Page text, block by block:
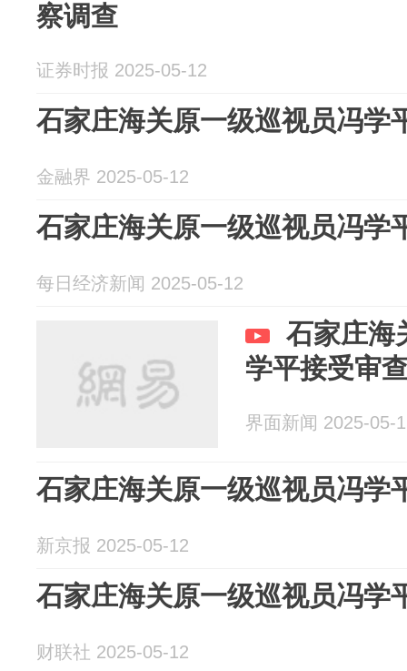
察调查
证券时报 2025-05-12
石家庄海关原一级巡视员冯学
金融界 2025-05-12
石家庄海关原一级巡视员冯学
每日经济新闻 2025-05-12
石家庄海
学平接受审
界面新闻 2025-05-
石家庄海关原一级巡视员冯学
新京报 2025-05-12
石家庄海关原一级巡视员冯学
财联社 2025-05-12